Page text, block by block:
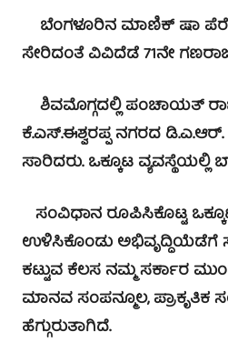
ಬೆಂಗಳೂರಿನ ಮಾಣಿಕ್ ಷಾ ಪೆರೆಡ್
ಸೇರಿದಂತೆ ವಿವಿದೆಡೆ 71ನೇ
ಶಿವಮೊಗ್ಗದಲ್ಲಿ ಪಂಚಾಯತ್
ಕೆ.ಎಸ್.ಈಶ್ವರಪ್ಪ ನಗರದ
ಸಾರಿದರು. ಒಕ್ಕೂಟ ವ್ಯವಸ್ಥೆಯಲ್ಲಿ
ಸಂವಿಧಾನ ರೂಪಿಸಿಕೊಟ್ಟ
ಉಳಿಸಿಕೊಂಡು ಅಭಿವೃದ್ಧಿಯೆಡೆಗೆ
ಕಟ್ಟುವ ಕೆಲಸ ನಮ್ಮ ಸರ್ಕಾರ
ಮಾನವ ಸಂಪನ್ಮೂಲ, ಪ್ರಾಕೃತಿಕ
ಹೆಗ್ಗುರುತಾಗಿದೆ.